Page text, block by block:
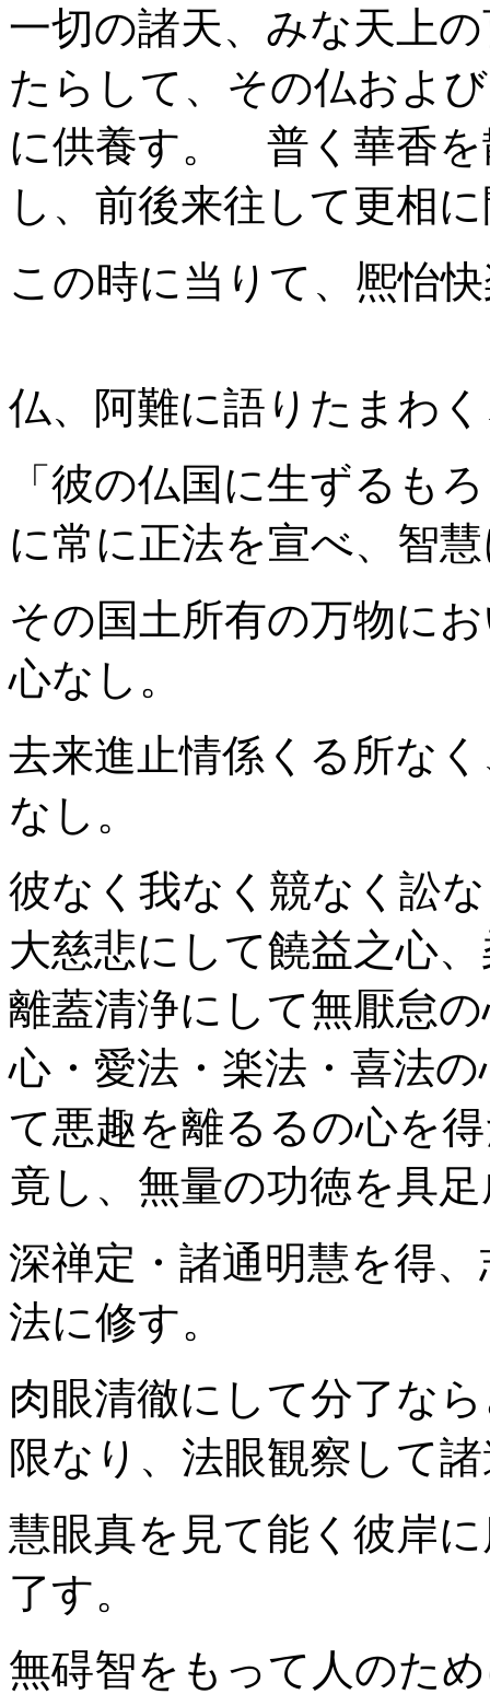
一切の諸天、みな天上
たらして、その仏およ
に供養す。 普く華香を
し、前後来往して更相
この時に当りて、熈怡
仏、阿難に語りたまわ
「彼の仏国に生ずるも
に常に正法を宣べ、智
その国土所有の万物に
心なし。
去来進止情係くる所な
なし。
彼なく我なく競なく訟
大慈悲にして饒益之心
離蓋清浄にして無厭怠
心・愛法・楽法・喜法
て悪趣を離るるの心を
竟し、無量の功徳を具
深禅定・諸通明慧を得
法に修す。
肉眼清徹にして分了な
限なり、法眼観察して
慧眼真を見て能く彼岸
了す。
無碍智をもって人のた